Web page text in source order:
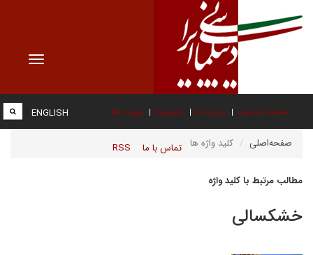
Toggle
صفحه نخست درباره ما عضویت پیوند ها
تماس با ما RSS
ENGLISH
صفحه‌اصلی کلید واژه ها
مطالب مرتبط با کلید واژه
خشکسالی